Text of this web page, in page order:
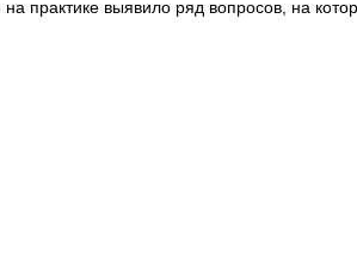
выявило ряд вопросов, на